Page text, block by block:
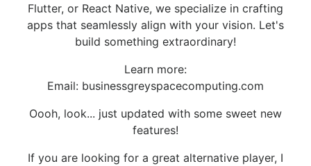
Flutter, or React Native, we specialize in crafting
apps that seamlessly align with your vision. Let's
build something extraordinary!
Learn more:
Email: businessgreyspacecomputing.com
Oooh, look... just updated with some sweet new
features!
If you are looking for a great alternative player, I